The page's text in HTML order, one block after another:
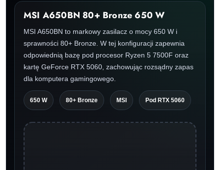
MSI A650BN 80+ Bronze 650 W
MSI A650BN to markowy zasilacz o mocy 650 W i
sprawności 80+ Bronze. W tej konfiguracji zapewnia
odpowiednią bazę pod procesor Ryzen 5 7500F oraz
kartę GeForce RTX 5060, zachowując rozsądny zapas
dla komputera gamingowego.
650 W 80+ Bronze MSI Pod RTX 5060